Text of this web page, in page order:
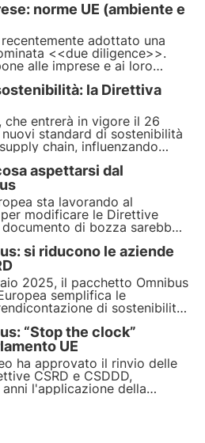
norme UE (ambiente e
adottato una
<<due diligence>>.
alle imprese e ai loro
per prevenire o mitigare
sui diritti umani e
cosa prevede il dovere
la Direttiva
che entrerà in vigore il 26
standard di sostenibilità
chain, influenzando
europee. Approfondisci
prevede la CSDDD o
obblighi e gli ambiti di
aspettarsi dal
sta lavorando al
modificare le Direttive
documento di bozza sarebbe
alimentando
modifiche alle normative.
per le aziende?
articolo.
si riducono le aziende
2025, il pacchetto Omnibus
semplifica le
di sostenibilità,
alla Direttiva CSRD.
articolo.
“Stop the clock”
UE
ha approvato il rinvio delle
CSRD e CSDDD,
l'applicazione della
per molte aziende.